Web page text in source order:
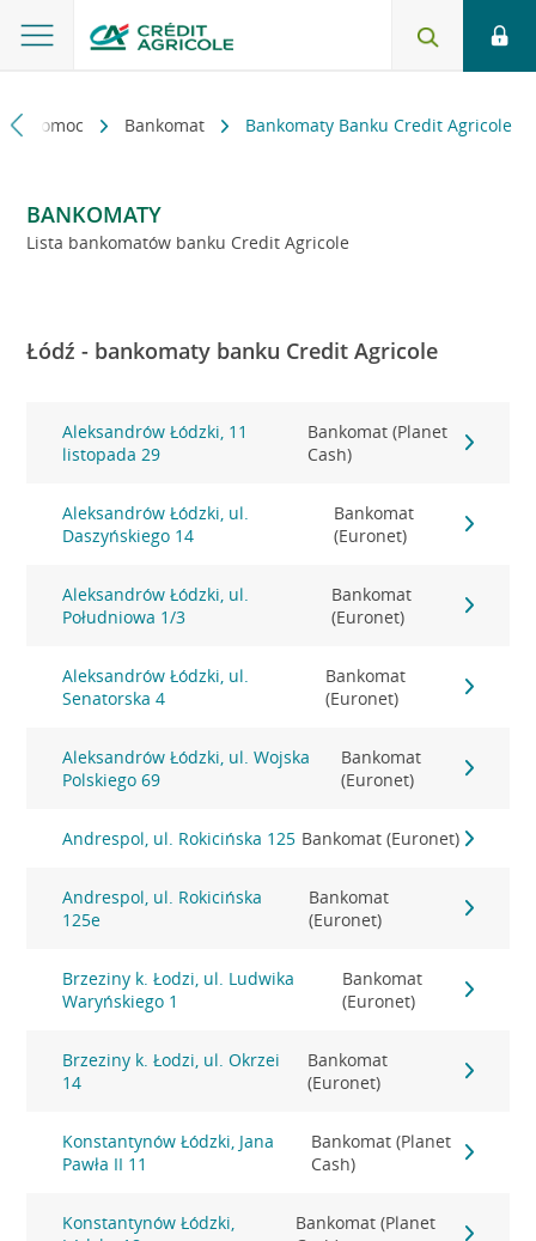
i pomoc Bankomat Bankomaty Banku Credit Agricole
BANKOMATY
Lista bankomatów banku Credit Agricole
Łódź - bankomaty banku Credit Agricole
Aleksandrów Łódzki, 11
listopada 29
Bankomat (Planet
Cash)
Aleksandrów Łódzki, ul.
Daszyńskiego 14
Bankomat
(Euronet)
Aleksandrów Łódzki, ul.
Południowa 1/3
Bankomat
(Euronet)
Aleksandrów Łódzki, ul.
Senatorska 4
Bankomat
(Euronet)
Aleksandrów Łódzki, ul. Wojska
Polskiego 69
Bankomat
(Euronet)
Andrespol, ul. Rokicińska 125 Bankomat (Euronet)
Andrespol, ul. Rokicińska
125e
Bankomat
(Euronet)
Brzeziny k. Łodzi, ul. Ludwika
Waryńskiego 1
Bankomat
(Euronet)
Brzeziny k. Łodzi, ul. Okrzei
14
Bankomat
(Euronet)
Konstantynów Łódzki, Jana
Pawła II 11
Bankomat (Planet
Cash)
Konstantynów Łódzki,
Bankomat (Planet